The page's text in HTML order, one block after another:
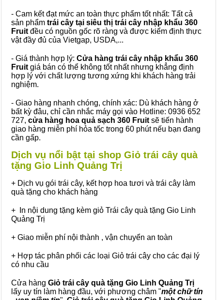
- Cam kết đạt mức an toàn thực phẩm tốt nhất: Tất cả
sản phẩm trái cây tại siêu thị trái cây nhập khẩu 360
Fruit đều có nguồn gốc rõ ràng và được kiểm định thực
vật đầy đủ của Vietgap, USDA,...
- Giá thành hợp lý: Cửa hàng trái cây nhập khẩu 360
Fruit giá bán có thể không tốt nhất nhưng khẳng định
hợp lý với chất lượng tương xứng khi khách hàng trải
nghiệm.
- Giao hàng nhanh chóng, chính xác: Dù khách hàng ở
bất kỳ đâu, chỉ cần nhắc máy gọi vào Hotline: 0936 652
727, cửa hàng hoa quả sạch 360 Fruit sẽ tiến hành
giao hàng miễn phí hỏa tốc trong 60 phút nếu bạn đang
cần gấp.
Dịch vụ nổi bật tại shop Giỏ trái cây quà
tặng Gio Linh Quảng Trị
+ Dịch vụ gói trái cây, kết hợp hoa tươi và trái cây làm
quà tặng cho khách hàng
+ In nội dung tặng kèm giỏ Trái cây quà tặng Gio Linh
Quảng Trị
+ Giao miễn phí nội thành , vận chuyển an toàn
+ Hợp tác phân phối các loại Giỏ trái cây cho các đại lý
có nhu cầu
Cửa hàng Giỏ trái cây quà tặng Gio Linh Quảng Trị
lấy uy tín làm hàng đầu, với phương châm "một chữ tín